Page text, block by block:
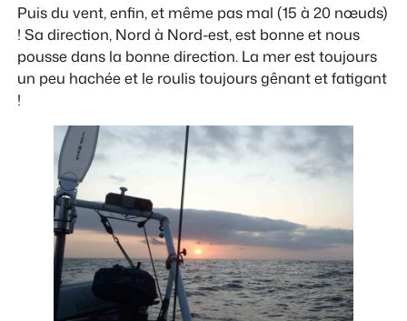
Puis du vent, enfin, et même pas mal (15 à 20 nœuds)
! Sa direction, Nord à Nord-est, est bonne et nous
pousse dans la bonne direction. La mer est toujours
un peu hachée et le roulis toujours gênant et fatigant
!